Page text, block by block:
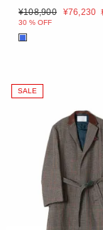
¥108,900 ¥76,230
30 % OFF
■
SALE